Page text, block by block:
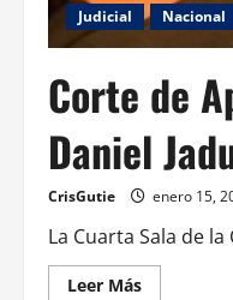
Judicial Nacional
Corte de
Daniel
CrisGutie enero 15,
La Cuarta Sala de
Leer Más